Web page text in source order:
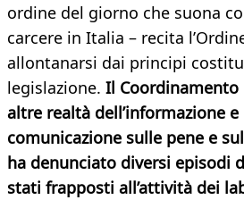
ordine del giorno che suona
carcere in Italia – recita
allontanarsi dai principi
legislazione. Il
altre realtà dell’informazione e
comunicazione sulle pene e
ha denunciato diversi episodi
stati frapposti all’attività dei